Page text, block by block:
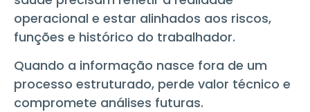
operacional e estar alinhados aos riscos,
funções e histórico do trabalhador.
Quando a informação nasce fora de um
processo estruturado, perde valor técnico e
compromete análises futuras.